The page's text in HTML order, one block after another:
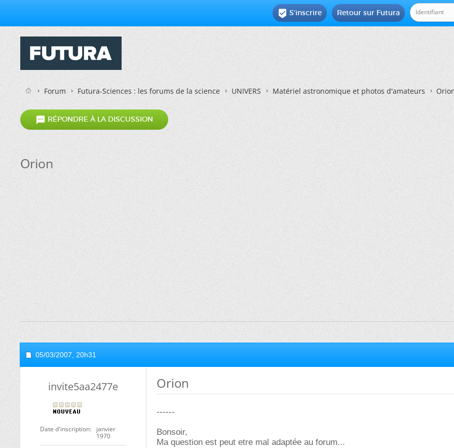
Retour sur Futura
 S'inscrire
Forum Futura-Sciences : les forums de la science UNIVERS Matériel astronomique et photos d'amateurs
 RÉPONDRE À LA DISCUSSION
Orion
05/03/2007, 20h31
invite5aa2477e
Date d'inscription
janvier
1970
Orion
------
Bonsoir,
Ma question est peut etre mal adaptée au forum...